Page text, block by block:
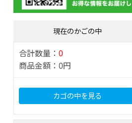
現在のかごの中
合計数量： 0
商品金額： 0円
カゴの中を見る